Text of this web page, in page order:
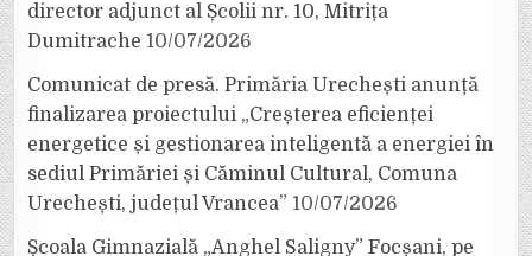
director adjunct al Școlii nr. 10, Mitrița
Dumitrache 10/07/2026
Comunicat de presă. Primăria Urechești anunță
finalizarea proiectului „Creșterea eficienței
energetice și gestionarea inteligentă a energiei în
sediul Primăriei și Căminul Cultural, Comuna
Urechești, județul Vrancea” 10/07/2026
Școala Gimnazială „Anghel Saligny” Focșani, pe